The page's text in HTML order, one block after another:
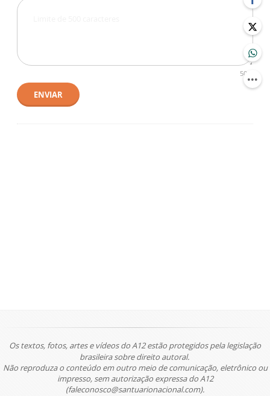
500
ENVIAR
Os textos, fotos, artes e vídeos do A12 estão protegidos pela legislação
brasileira sobre direito autoral.
Não reproduza o conteúdo em outro meio de comunicação, eletrônico ou
impresso, sem autorização expressa do A12
(faleconosco@santuarionacional.com).